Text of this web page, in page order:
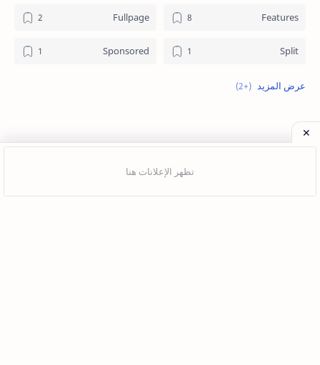
إرسال تعليق
Features
Fullpage
Split
Sponsored
Tabs
Jago Desain